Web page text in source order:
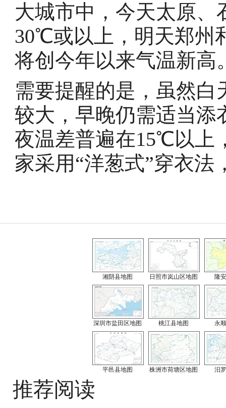
大城市中，今天太原
30℃或以上，明天郑州
将创今年以来气温新高
需要提醒的是，虽然
较大，早晚仍需适当添
夜温差普遍在15℃以上
家采用“洋葱式”穿衣
湘阴县地图 日照市岚山区地图 隆
深圳市盐田区地图 桃江县地图 永
平邑县地图 株洲市荷塘区地图 汨
推荐阅读